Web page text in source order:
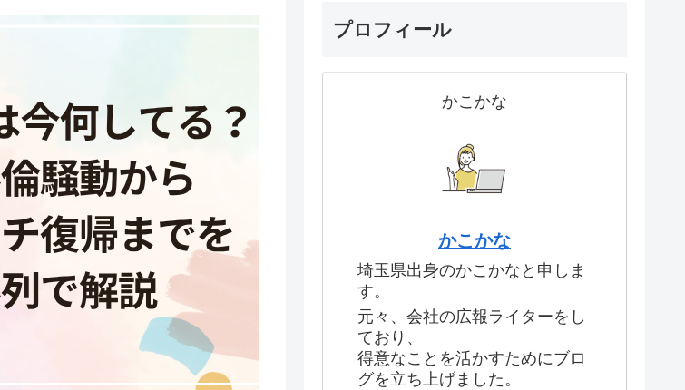
プロフィール
かこかな
かこかな
埼玉県出身のかこかなと申しま
す。
元々、会社の広報ライターをし
ており、
得意なことを活かすためにブロ
グを立ち上げました。